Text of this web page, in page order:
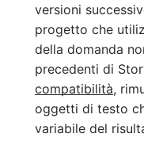
versioni
progetto che
della domanda
precedenti di
compatibilità,
oggetti di testo
variabile del